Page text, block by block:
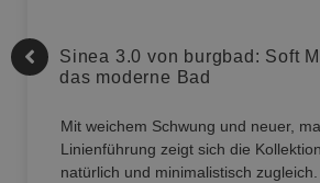
Sinea 3.0 von burgbad: Soft
das moderne Bad
Mit weichem Schwung und neuer,
Linienführung zeigt sich die
natürlich und minimalistisch